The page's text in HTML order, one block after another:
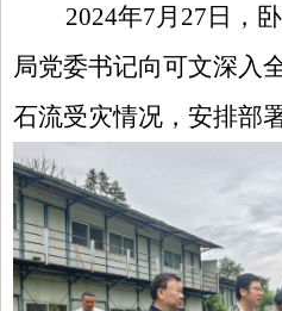
2024年7月27日，卧
局党委书记向可文深入
石流受灾情况，安排部